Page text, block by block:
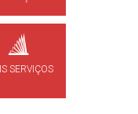
SERVIÇOS